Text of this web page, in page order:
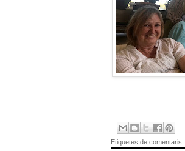
Etiquetes de comentaris: